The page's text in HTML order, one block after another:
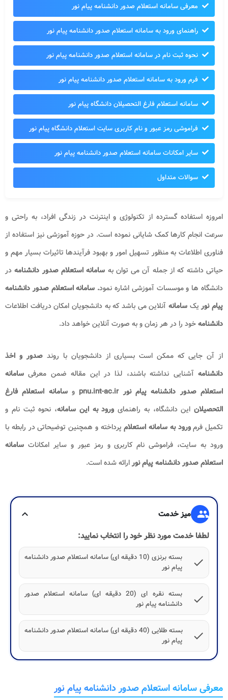
معرفی سامانه استعلام صدور دانشنامه پیام نور
راهنمای ورود به سامانه استعلام صدور دانشنامه پیام نور
نحوه ثبت نام در سامانه استعلام صدور دانشنامه پیام نور
فرم ورود به سامانه استعلام صدور دانشنامه پیام نور
سامانه استعلام فارغ التحصیلان دانشگاه پیام نور
فراموشی رمز عبور و نام کاربری سایت استعلام دانشگاه پیام نور
سایر امکانات سامانه استعلام صدور دانشنامه پیام نور
سوالات متداول
امروزه استفاده گسترده از تکنولوژی و اینترنت در زندگی افراد، به راحتی و
سرعت انجام کارها کمک شایانی نموده است. در حوزه آموزشی نیز استفاده از
فناوری اطلاعات به منظور تسهیل امور و بهبود فرآیندها تاثیرات بسیار مهم و
حیاتی داشته که از جمله آن می توان به سامانه استعلام صدور دانشنامه در
دانشگاه ها و موسسات آموزشی اشاره نمود. سامانه استعلام صدور دانشنامه
پیام نوریک سامانه آنلاین می باشد که به دانشجویان امکان دریافت اطلاعات
دانشنامهخود را در هر زمان و به صورت آنلاین خواهد داد.
از آن جایی که ممکن است بسیاری از دانشجویان با روندصدور و اخذ
دانشنامهآشنایی نداشته باشند، لذا در این مقاله ضمن معرفیسامانه
استعلام صدور دانشنامه پیام نور pnu.int-ac.ir
وسامانه استعلام فارغ
التحصیلان این دانشگاه، به راهنمای ورود به این سامانه، نحوه ثبت نام و
تکمیل فرمورود به سامانه استعلامپرداخته و همچنین توضیحاتی در رابطه با
ورود به سایت، فراموشی نام کاربری و رمز عبور و سایر امکانات سامانه
استعلام صدور دانشنامه پیام نورارائه شده است.
group میز خدمت
expand_more
لطفا خدمت مورد نظر خود را انتخاب نمایید:
check
بسته برنزی (10 دقیقه ای) سامانه استعلام صدور دانشنامه
پیام نور
check
بسته نقره ای (20 دقیقه ای) سامانه استعلام صدور
دانشنامه پیام نور
check
بسته طلایی (40 دقیقه ای) سامانه استعلام صدور دانشنامه
پیام نور
معرفی سامانه استعلام صدور دانشنامه پیام نور